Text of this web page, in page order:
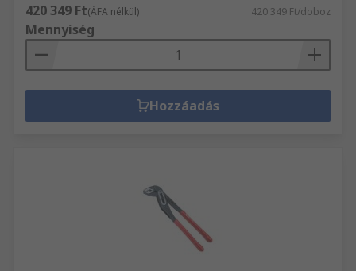
420 349 Ft(ÁFA nélkül) 420 349 Ft/doboz
Mennyiség
Hozzáadás